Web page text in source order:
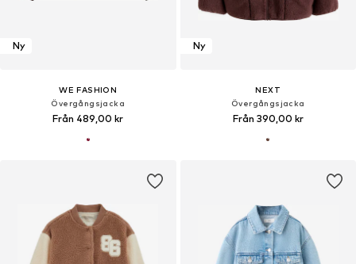
Ny
WE FASHION
Övergångsjacka
Från 489,00 kr
Ny
NEXT
Övergångsjacka
Från 390,00 kr